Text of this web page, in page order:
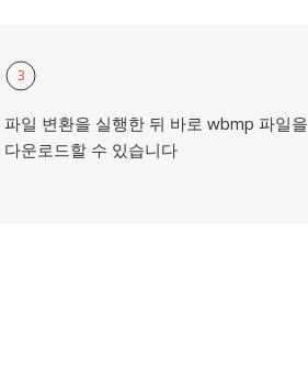
3
파일 변환을 실행한 뒤 바로 wbmp 파일을
다운로드할 수 있습니다